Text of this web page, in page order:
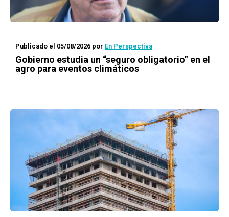
Publicado el 05/08/2026 por En Perspectiva
Gobierno estudia un “seguro obligatorio” en el
agro para eventos climáticos